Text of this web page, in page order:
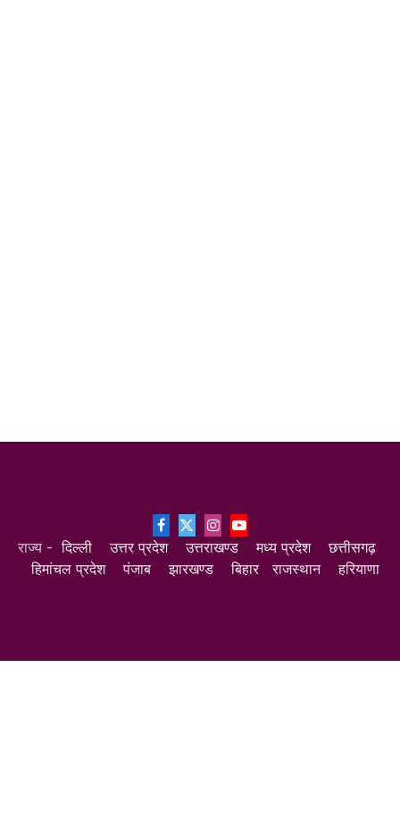
Facebook
X
(Twitter)
InstagramYouTube
राज्य -दिल्ली उत्तर प्रदेश उत्तराखण्ड मध्य प्रदेश
छत्तीसगढ़
हिमांचल प्रदेश
पंजाब झारखण्ड बिहार राजस्थान हरियाणा